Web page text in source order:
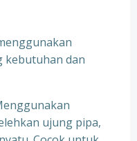
kebutuhan dan
ujung pipa,